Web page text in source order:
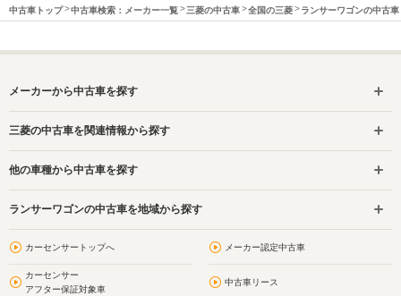
中古車トップ 中古車検索：メーカー一覧 三菱の中古車 全国の三菱 ランサーワゴンの中古車
メーカーから中古車を探す
三菱の中古車を関連情報から探す
他の車種から中古車を探す
ランサーワゴンの中古車を地域から探す
カーセンサートップへ メーカー認定中古車
カーセンサー
アフター保証対象車
中古車リース